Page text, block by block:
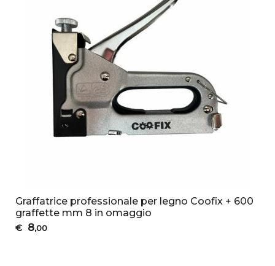
Graffatrice professionale per legno Coofix + 600
graffette mm 8 in omaggio
€ 8,00